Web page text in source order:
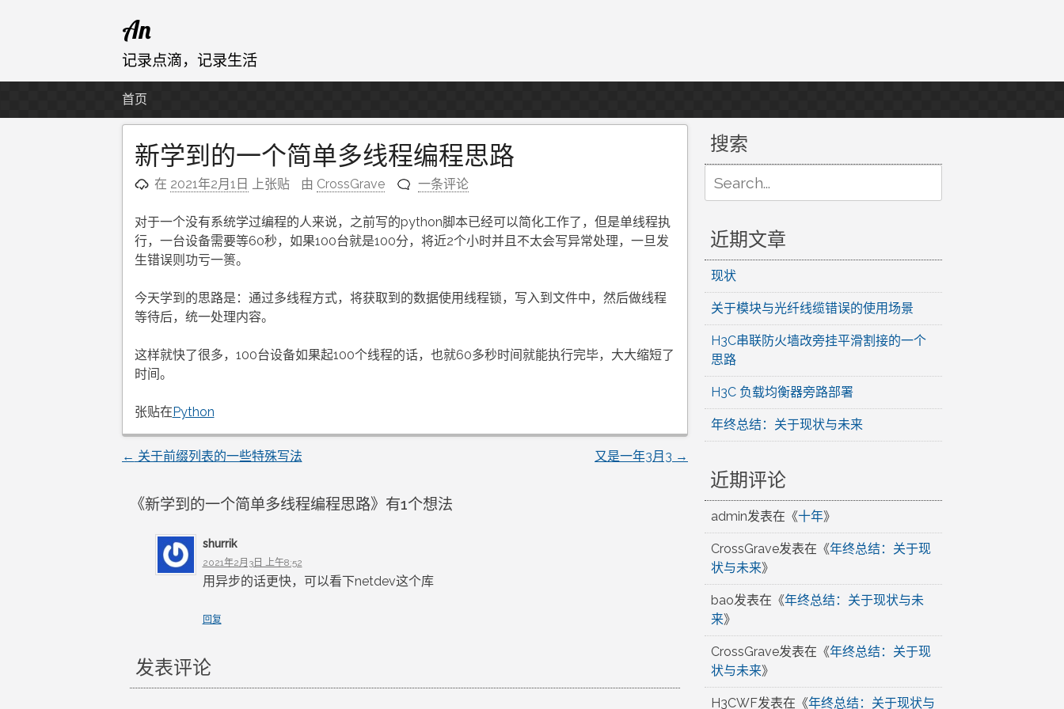
跳
至
内
An
记录点滴，记录生活
首页
新学到的一个简单多线程编程思路
在 2021年2月1日 上张贴 由 CrossGrave 一条评论
对于一个没有系统学过编程的人来说，之前写的python脚本已经可以简化工作了，但是单线程执
行，一台设备需要等60秒，如果100台就是100分，将近2个小时并且不太会写异常处理，一旦发
生错误则功亏一篑。
今天学到的思路是：通过多线程方式，将获取到的数据使用线程锁，写入到文件中，然后做线程
等待后，统一处理内容。
这样就快了很多，100台设备如果起100个线程的话，也就60多秒时间就能执行完毕，大大缩短了
时间。
张贴在Python
文
章
← 关于前缀列表的一些特殊写法 又是一年3月3 →
《新学到的一个简单多线程编程思路》有1个想法
shurrik
2021年2月3日 上午8:52
用异步的话更快，可以看下netdev这个库
回复
发表评论
搜索
for:
近期文章
现状
关于模块与光纤线缆错误的使用场景
H3C串联防火墙改旁挂平滑割接的一个
思路
H3C 负载均衡器旁路部署
年终总结：关于现状与未来
近期评论
admin发表在《十年》
CrossGrave发表在《年终总结：关于现
状与未来》
bao发表在《年终总结：关于现状与未
来》
CrossGrave发表在《年终总结：关于现
状与未来》
H3CWF发表在《年终总结：关于现状与